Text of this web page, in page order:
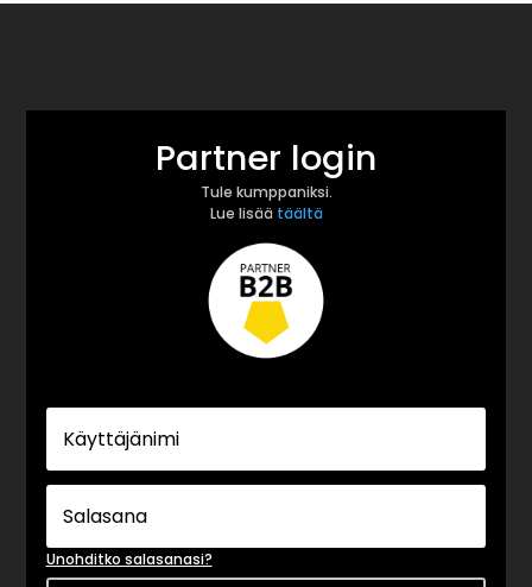
Partner login
Tule kumppaniksi.
Lue lisää täältä
Unohditko salasanasi?